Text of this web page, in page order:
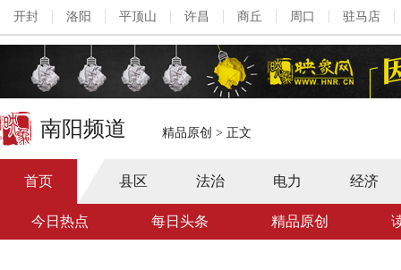
开封 洛阳 平顶山 许昌 商丘 周口 驻马店
南阳频道 精品原创 > 正文
首页 县区 法治 电力 经济
今日热点 每日头条 精品原创